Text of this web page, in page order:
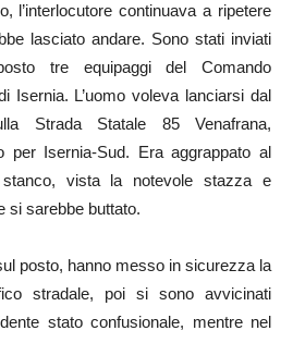
l’interlocutore continuava a ripetere
lasciato andare. Sono stati inviati
tre equipaggi del Comando
Isernia. L’uomo voleva lanciarsi dal
Strada Statale 85 Venafrana,
per Isernia-Sud. Era aggrappato al
stanco, vista la notevole stazza e
si sarebbe buttato.
posto, hanno messo in sicurezza la
stradale, poi si sono avvicinati
stato confusionale, mentre nel